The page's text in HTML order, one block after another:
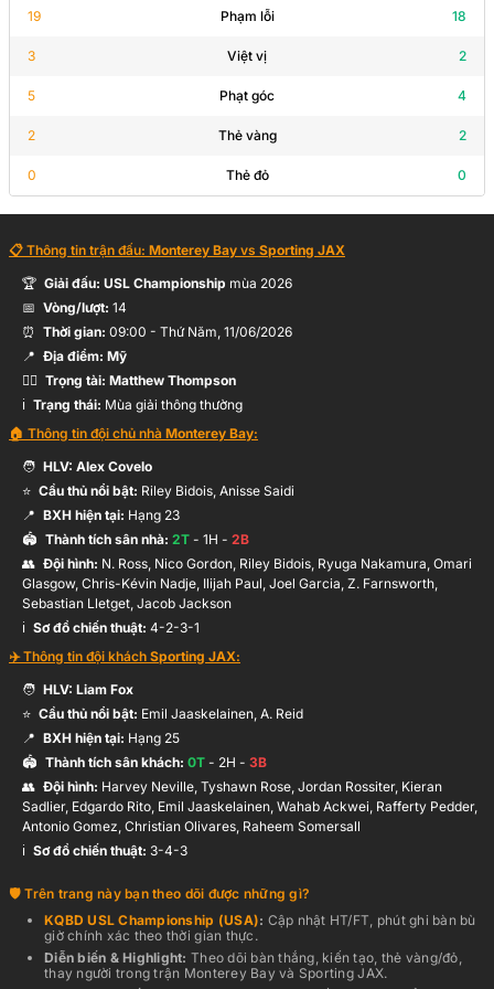
19 Phạm lỗi 18
3 Việt vị 2
5 Phạt góc 4
2 Thẻ vàng 2
0 Thẻ đỏ 0
📋 Thông tin trận đấu: Monterey Bay vs Sporting JAX
🏆 Giải đấu: USL Championship mùa 2026
📅 Vòng/lượt: 14
⏰ Thời gian: 09:00 - Thứ Năm, 11/06/2026
📍 Địa điểm: Mỹ
🧑‍⚖️ Trọng tài: Matthew Thompson
ℹ️ Trạng thái: Mùa giải thông thường
🏠 Thông tin đội chủ nhà Monterey Bay:
🧑 HLV: Alex Covelo
⭐ Cầu thủ nổi bật: Riley Bidois, Anisse Saidi
📍 BXH hiện tại: Hạng 23
🏟️ Thành tích sân nhà: 2T - 1H - 2B
👥 Đội hình: N. Ross, Nico Gordon, Riley Bidois, Ryuga Nakamura, Omari
Glasgow, Chris-Kévin Nadje, Ilijah Paul, Joel Garcia, Z. Farnsworth,
Sebastian Lletget, Jacob Jackson
ℹ️️ Sơ đồ chiến thuật: 4-2-3-1
✈️ Thông tin đội khách Sporting JAX:
🧑 HLV: Liam Fox
⭐ Cầu thủ nổi bật: Emil Jaaskelainen, A. Reid
📍 BXH hiện tại: Hạng 25
🏟️ Thành tích sân khách: 0T - 2H - 3B
👥 Đội hình: Harvey Neville, Tyshawn Rose, Jordan Rossiter, Kieran
Sadlier, Edgardo Rito, Emil Jaaskelainen, Wahab Ackwei, Rafferty Pedder,
Antonio Gomez, Christian Olivares, Raheem Somersall
ℹ️️ Sơ đồ chiến thuật: 3-4-3
Trên trang này bạn theo dõi được những gì?
KQBDUSL Championship (USA): Cập nhật HT/FT, phút ghi bàn bù
giờ chính xác theo thời gian thực .
Diễn biến & Highlight: Theo dõi bàn thắng, kiến tạo, thẻ vàng/đỏ,
thay người trong trận Monterey Bay và Sporting JAX.